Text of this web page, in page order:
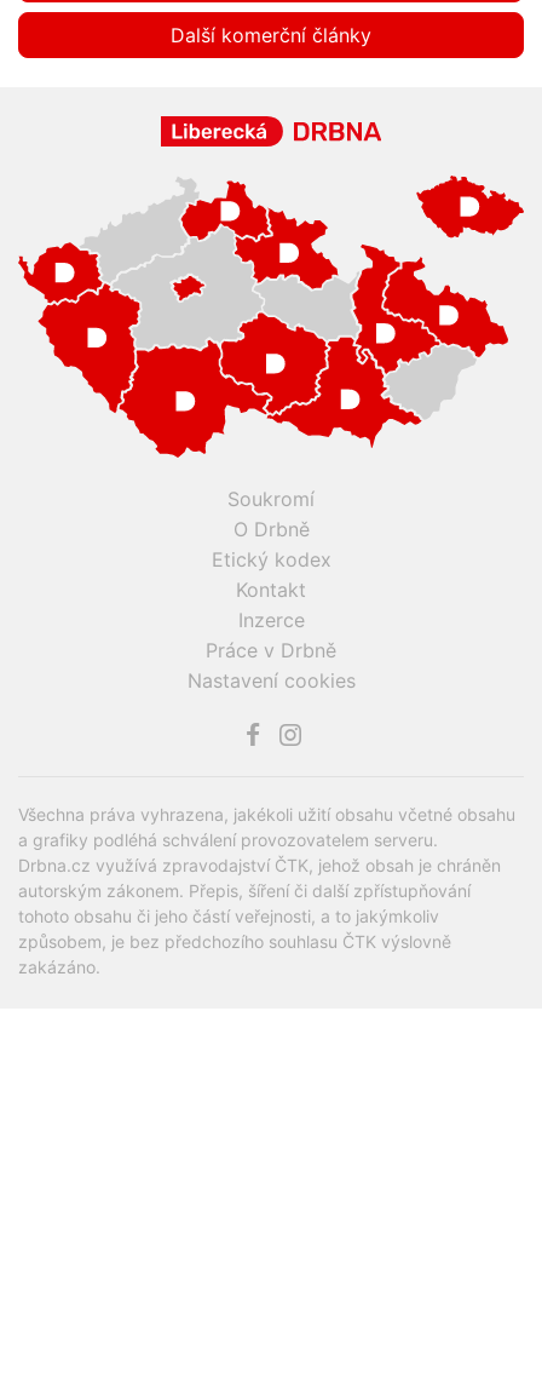
Další komerční články
Soukromí
O Drbně
Etický kodex
Kontakt
Inzerce
Práce v Drbně
Nastavení cookies
Všechna práva vyhrazena, jakékoli užití obsahu včetné obsahu
a grafiky podléhá schválení provozovatelem serveru.
Drbna.cz využívá zpravodajství ČTK, jehož obsah je chráněn
autorským zákonem. Přepis, šíření či další zpřístupňování
tohoto obsahu či jeho částí veřejnosti, a to jakýmkoliv
způsobem, je bez předchozího souhlasu ČTK výslovně
zakázáno.